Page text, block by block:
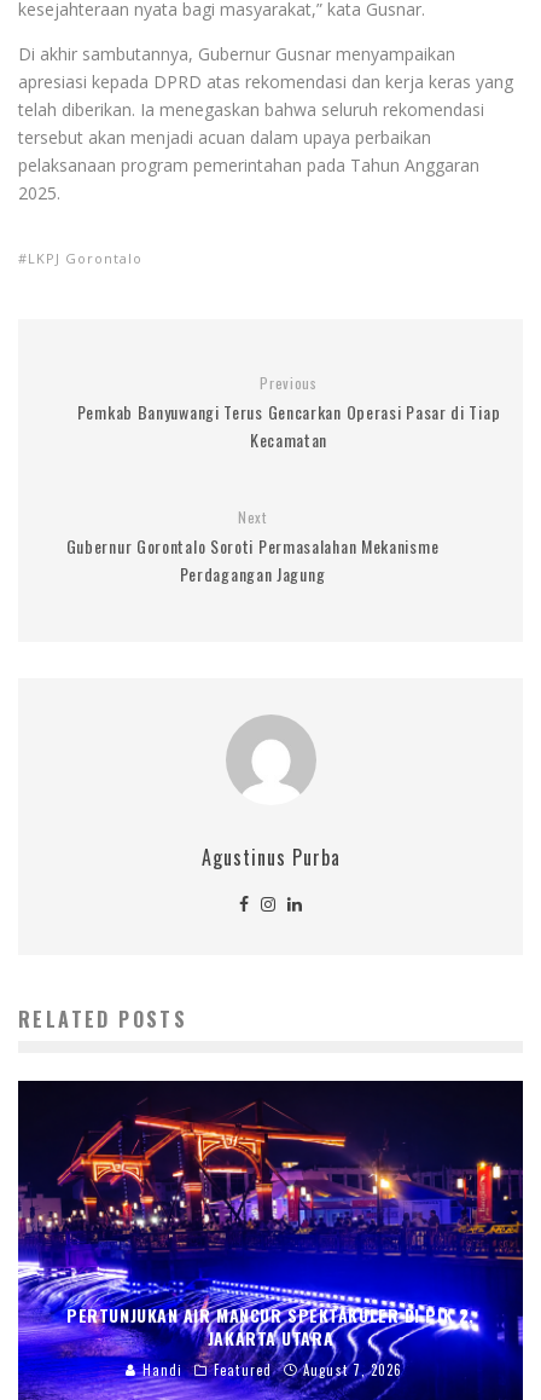
kesejahteraan nyata bagi masyarakat,” kata Gusnar.
Di akhir sambutannya, Gubernur Gusnar menyampaikan
apresiasi kepada DPRD atas rekomendasi dan kerja keras yang
telah diberikan. Ia menegaskan bahwa seluruh rekomendasi
tersebut akan menjadi acuan dalam upaya perbaikan
pelaksanaan program pemerintahan pada Tahun Anggaran
2025.
LKPJ Gorontalo
Previous
Pemkab Banyuwangi Terus Gencarkan Operasi Pasar di Tiap
Kecamatan
Next
Gubernur Gorontalo Soroti Permasalahan Mekanisme
Perdagangan Jagung
Agustinus Purba
RELATED POSTS
PERTUNJUKAN AIR MANCUR SPEKTAKULER DI PIK 2,
JAKARTA UTARA
Handi Featured August 7, 2026